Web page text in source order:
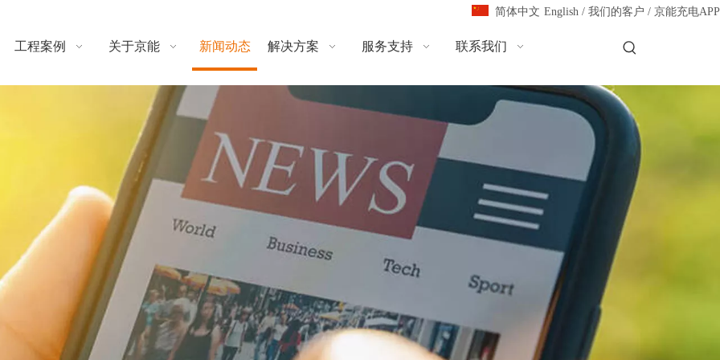
简体中文 English / 我们的客户 / 京能充电APP
工程案例 关于京能 新闻动态 解决方案 服务支持 联系我们